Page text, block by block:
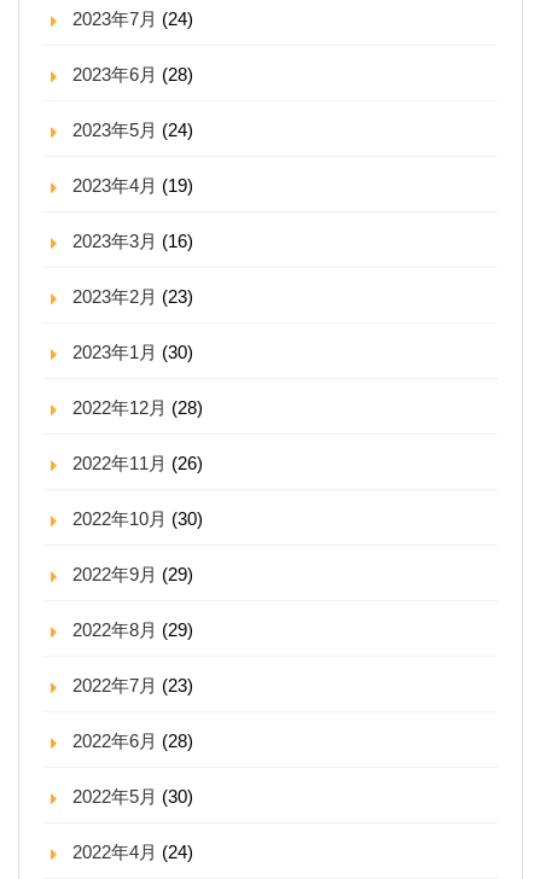
2023年7月 (24)
2023年6月 (28)
2023年5月 (24)
2023年4月 (19)
2023年3月 (16)
2023年2月 (23)
2023年1月 (30)
2022年12月 (28)
2022年11月 (26)
2022年10月 (30)
2022年9月 (29)
2022年8月 (29)
2022年7月 (23)
2022年6月 (28)
2022年5月 (30)
2022年4月 (24)